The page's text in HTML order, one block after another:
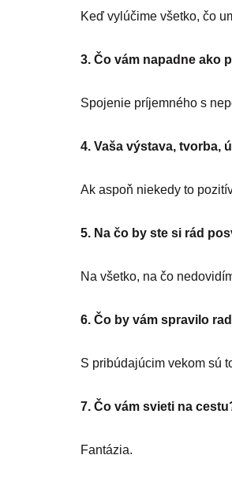
Keď vylúčime všetko, čo
3. Čo vám napadne ako
Spojenie príjemného s
4. Vaša výstava, tvorba,
Ak aspoň niekedy to
5. Na čo by ste si rád
Na všetko, na čo
6. Čo by vám spravilo
S pribúdajúcim vekom sú
7. Čo vám svieti na
Fantázia.